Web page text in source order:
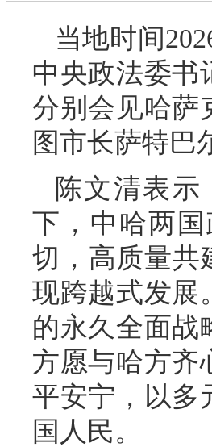
当地时间
中央政法委书
分别会见哈萨
图市长萨特巴
陈文清表
下，中哈两
切，高质量共
现跨越式发展
的永久全面战
方愿与哈方齐
平安宁，以多
国人民。